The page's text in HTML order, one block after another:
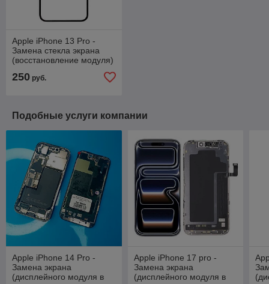
Apple iPhone 13 Pro -
Замена стекла экрана
(восстановление модуля)
250 руб.
Подобные услуги компании
Apple iPhone 14 Pro -
Замена экрана
(дисплейного модуля в
Apple iPhone 17 pro -
Замена экрана
(дисплейного модуля в